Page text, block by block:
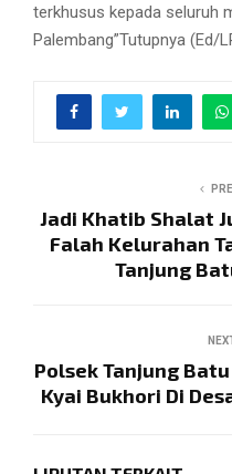
terkhusus kepada seluruh
Palembang”Tutupnya (Ed/
Jadi Khatib Shalat
Falah Kelurahan
Tanjung
Polsek Tanjung
Kyai Bukhori Di